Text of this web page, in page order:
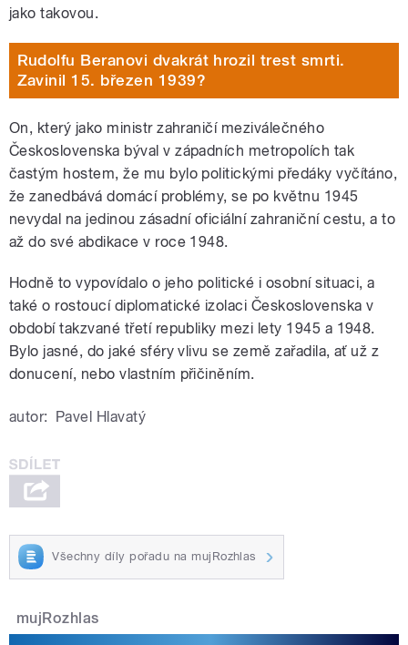
jako takovou.
Rudolfu Beranovi dvakrát hrozil trest smrti.
Zavinil 15. březen 1939?
On, který jako ministr zahraničí meziválečného
Československa býval v západních metropolích tak
častým hostem, že mu bylo politickými předáky vyčítáno,
že zanedbává domácí problémy, se po květnu 1945
nevydal na jedinou zásadní oficiální zahraniční cestu, a to
až do své abdikace v roce 1948.
Hodně to vypovídalo o jeho politické i osobní situaci, a
také o rostoucí diplomatické izolaci Československa v
období takzvané třetí republiky mezi lety 1945 a 1948.
Bylo jasné, do jaké sféry vlivu se země zařadila, ať už z
donucení, nebo vlastním přičiněním.
autor: Pavel Hlavatý
Všechny díly pořadu na mujRozhlas
mujRozhlas